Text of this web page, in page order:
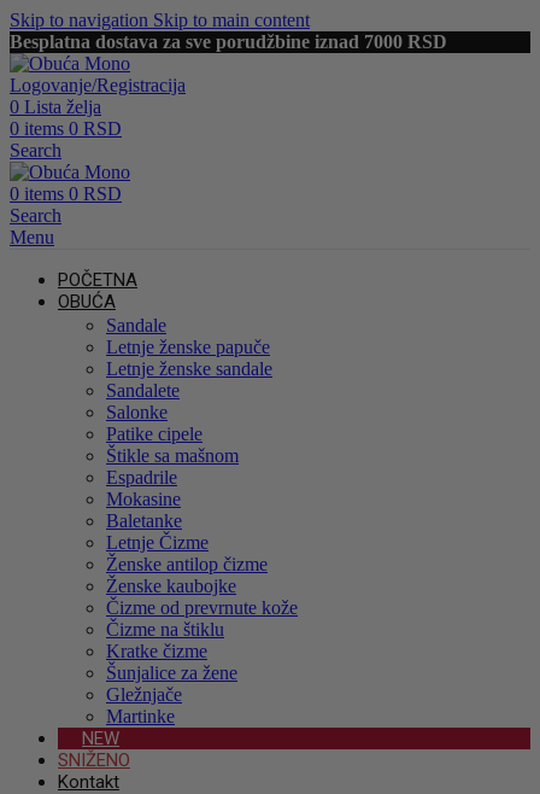
Skip to navigation Skip to main content
Besplatna dostava za sve porudžbine iznad 7000 RSD
Logovanje/Registracija
0 Lista želja
0 items 0 RSD
Search
0 items 0 RSD
Search
Menu
POČETNA
OBUĆA
Sandale
Letnje ženske papuče
Letnje ženske sandale
Sandalete
Salonke
Patike cipele
Štikle sa mašnom
Espadrile
Mokasine
Baletanke
Letnje Čizme
Ženske antilop čizme
Ženske kaubojke
Čizme od prevrnute kože
Čizme na štiklu
Kratke čizme
Šunjalice za žene
Gležnjače
Martinke
NEW
SNIŽENO
Kontakt